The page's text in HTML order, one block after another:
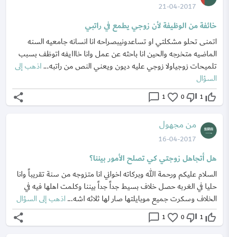
21-04-2017
خائفة من الوظيفة لأن زوجي يطمع في راتبي
اتمنى تحلو مشكلتي او تساعدونيبصراحه انا انسانه جامعيه السنه
الماضيه متخرجه والحين انا باحثه عن عمل وانا خااايفه اتوظف بسبب
تلميحات زوجياولا زوجي عليه ديون ويعني النص من راتبه...اذهب إلى
السؤال
thumb_up_off_alt
1
thumb_down_off_alt
0
favorite_border
1
chat_bubble_outline
share
من مجهول
16-04-2017
هل أتجاهل زوجتي كي تصلح الأمور بيننا؟
السلام عليكم ورحمة الله وبركاته اخواني انا متزوجه من سنة تقريباً وانا
حليا في الغربه حصل خلاف بسيط جداً جداً بيننا وكلمت اهلها فيه في
الخلاف وسكرت جميع موبايلتها صار لها ثلاثه اشه...اذهب إلى السؤال
thumb_up_off_alt
1
thumb_down_off_alt
0
favorite_border
1
chat_bubble_outline
share